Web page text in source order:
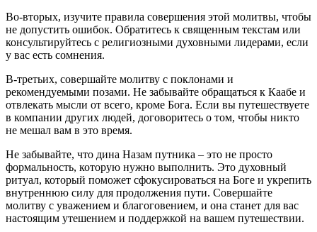
Во-вторых, изучите правила совершения этой молитвы, чтобы
не допустить ошибок. Обратитесь к священным текстам или
консультируйтесь с религиозными духовными лидерами, если
у вас есть сомнения.
В-третьих, совершайте молитву с поклонами и
рекомендуемыми позами. Не забывайте обращаться к Каабе и
отвлекать мысли от всего, кроме Бога. Если вы путешествуете
в компании других людей, договоритесь о том, чтобы никто
не мешал вам в это время.
Не забывайте, что дина Назам путника – это не просто
формальность, которую нужно выполнить. Это духовный
ритуал, который поможет сфокусироваться на Боге и укрепить
внутреннюю силу для продолжения пути. Совершайте
молитву с уважением и благоговением, и она станет для вас
настоящим утешением и поддержкой на вашем путешествии.